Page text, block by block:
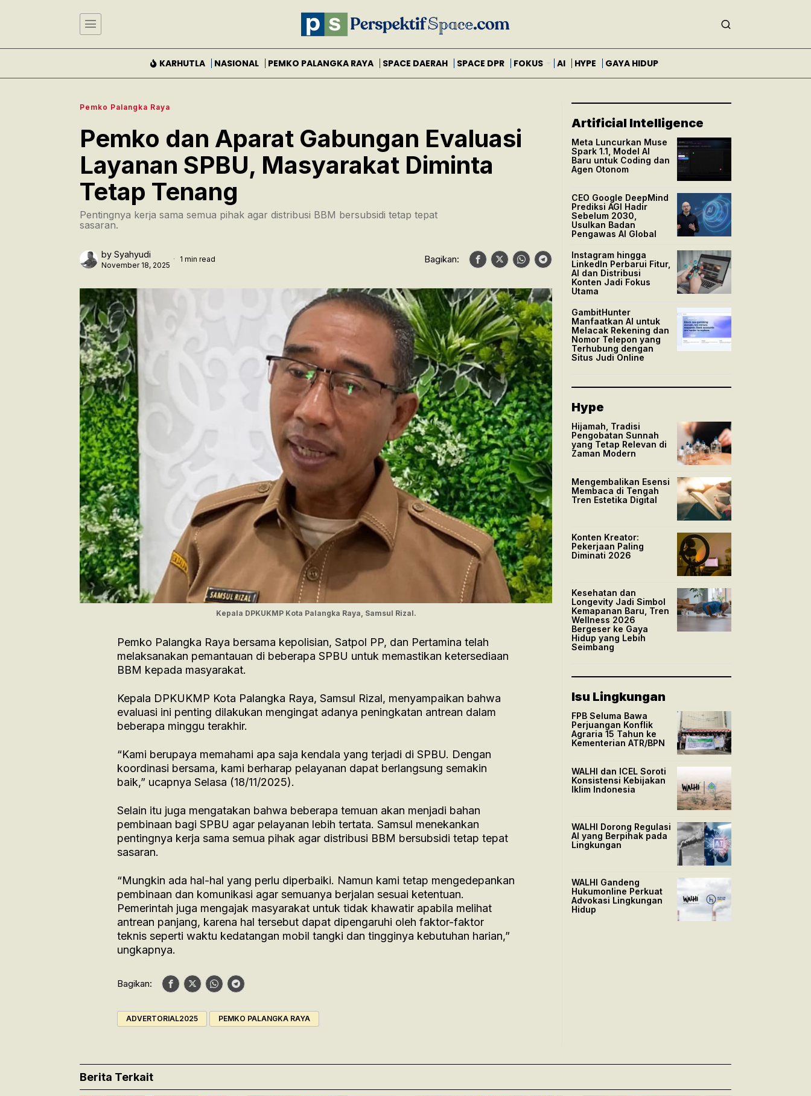
KARHUTLA NASIONAL PEMKO PALANGKA RAYA SPACE DAERAH SPACE DPR FOKUS AI HYPE GAYA HIDUP
Pemko Palangka Raya
Pemko dan Aparat Gabungan Evaluasi
Layanan SPBU, Masyarakat Diminta
Tetap Tenang
Pentingnya kerja sama semua pihak agar distribusi BBM bersubsidi tetap tepat
sasaran.
by Syahyudi
November 18, 2025
1 min read Bagikan:
Kepala DPKUKMP Kota Palangka Raya, Samsul Rizal.
Pemko Palangka Raya bersama kepolisian, Satpol PP, dan Pertamina telah
melaksanakan pemantauan di beberapa SPBU untuk memastikan ketersediaan
BBM kepada masyarakat.
Kepala DPKUKMP Kota Palangka Raya, Samsul Rizal, menyampaikan bahwa
evaluasi ini penting dilakukan mengingat adanya peningkatan antrean dalam
beberapa minggu terakhir.
“Kami berupaya memahami apa saja kendala yang terjadi di SPBU. Dengan
koordinasi bersama, kami berharap pelayanan dapat berlangsung semakin
baik,” ucapnya Selasa (18/11/2025).
Selain itu juga mengatakan bahwa beberapa temuan akan menjadi bahan
pembinaan bagi SPBU agar pelayanan lebih tertata. Samsul menekankan
pentingnya kerja sama semua pihak agar distribusi BBM bersubsidi tetap tepat
sasaran.
“Mungkin ada hal-hal yang perlu diperbaiki. Namun kami tetap mengedepankan
pembinaan dan komunikasi agar semuanya berjalan sesuai ketentuan.
Pemerintah juga mengajak masyarakat untuk tidak khawatir apabila melihat
antrean panjang, karena hal tersebut dapat dipengaruhi oleh faktor-faktor
teknis seperti waktu kedatangan mobil tangki dan tingginya kebutuhan harian,”
ungkapnya.
Bagikan:
ADVERTORIAL2025 PEMKO PALANGKA RAYA
Artificial Intelligence
Meta Luncurkan Muse
Spark 1.1, Model AI
Baru untuk Coding dan
Agen Otonom
CEO Google DeepMind
Prediksi AGI Hadir
Sebelum 2030,
Usulkan Badan
Pengawas AI Global
Instagram hingga
LinkedIn Perbarui Fitur,
AI dan Distribusi
Konten Jadi Fokus
Utama
GambitHunter
Manfaatkan AI untuk
Melacak Rekening dan
Nomor Telepon yang
Terhubung dengan
Situs Judi Online
Hype
Hijamah, Tradisi
Pengobatan Sunnah
yang Tetap Relevan di
Zaman Modern
Mengembalikan Esensi
Membaca di Tengah
Tren Estetika Digital
Konten Kreator:
Pekerjaan Paling
Diminati 2026
Kesehatan dan
Longevity Jadi Simbol
Kemapanan Baru, Tren
Wellness 2026
Bergeser ke Gaya
Hidup yang Lebih
Seimbang
Isu Lingkungan
FPB Seluma Bawa
Perjuangan Konflik
Agraria 15 Tahun ke
Kementerian ATR/BPN
WALHI dan ICEL Soroti
Konsistensi Kebijakan
Iklim Indonesia
WALHI Dorong Regulasi
AI yang Berpihak pada
Lingkungan
WALHI Gandeng
Hukumonline Perkuat
Advokasi Lingkungan
Hidup
Berita Terkait